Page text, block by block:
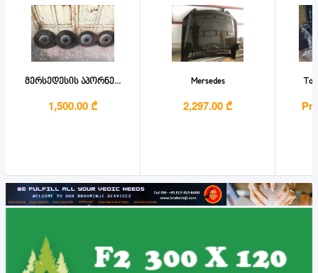
მერსედესის აპორნე...
1,500.00 ₾
Mersedes
2,297.00 ₾